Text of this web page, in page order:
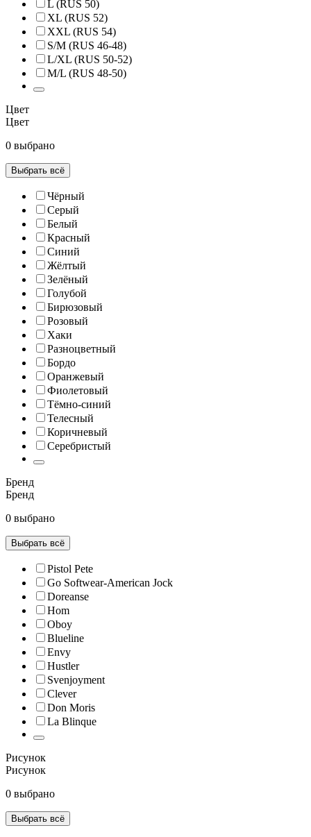
L (RUS 50)
XL (RUS 52)
XXL (RUS 54)
S/M (RUS 46-48)
L/XL (RUS 50-52)
M/L (RUS 48-50)
Цвет
Цвет
0 выбрано
Выбрать всё
Чёрный
Серый
Белый
Красный
Синий
Жёлтый
Зелёный
Голубой
Бирюзовый
Розовый
Хаки
Разноцветный
Бордо
Оранжевый
Фиолетовый
Тёмно-синий
Телесный
Коричневый
Серебристый
Бренд
Бренд
0 выбрано
Выбрать всё
Pistol Pete
Go Softwear-American Jock
Doreanse
Hom
Oboy
Blueline
Envy
Hustler
Svenjoyment
Clever
Don Moris
La Blinque
Рисунок
Рисунок
0 выбрано
Выбрать всё